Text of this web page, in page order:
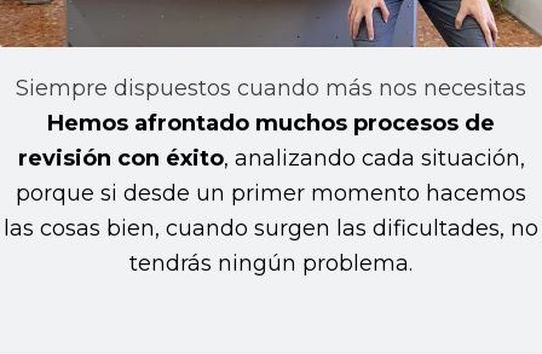
Siempre dispuestos cuando más nos necesitas
Hemos afrontado muchos procesos de
revisión con éxito, analizando cada situación,
porque si desde un primer momento hacemos
las cosas bien, cuando surgen las dificultades, no
tendrás ningún problema.